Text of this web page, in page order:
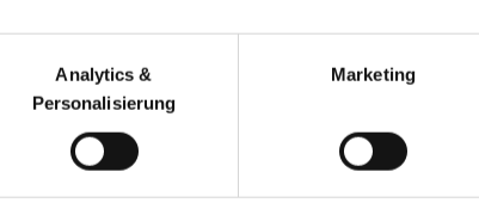
Analytics &
Personalisierung
Marketing